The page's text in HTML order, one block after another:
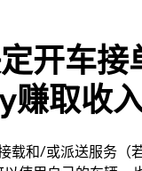
开车接
赚取收
载和/或派送服务（